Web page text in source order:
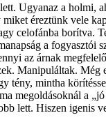
Ugyanaz a holmi,
éreztünk vele
celofánba borítva.
a fogyasztói
az árnak
Manipuláltak.
tény, mintha
megoldásoknál a
lett. Hiszen igenis